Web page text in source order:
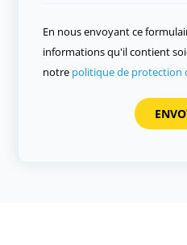
En nous envoyant ce
informations qu'il contient
notre politique de protection